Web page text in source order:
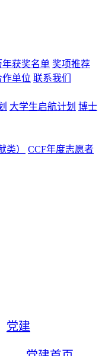
年获奖名单 奖项推荐
作单位 联系我们
大学生启航计划 博士
类）
CCF年度志愿者
党建